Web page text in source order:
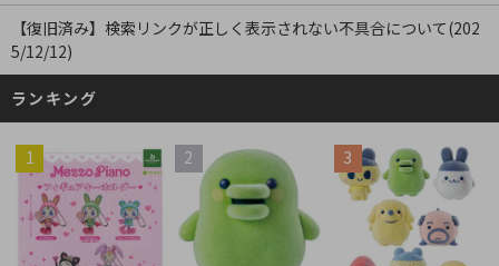
【復旧済み】検索リンクが正しく表示されない不具合について(202
5/12/12)
ランキング
1 2 3